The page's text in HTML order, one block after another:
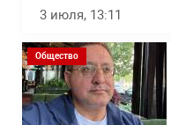
3 июля, 13:11
Общество